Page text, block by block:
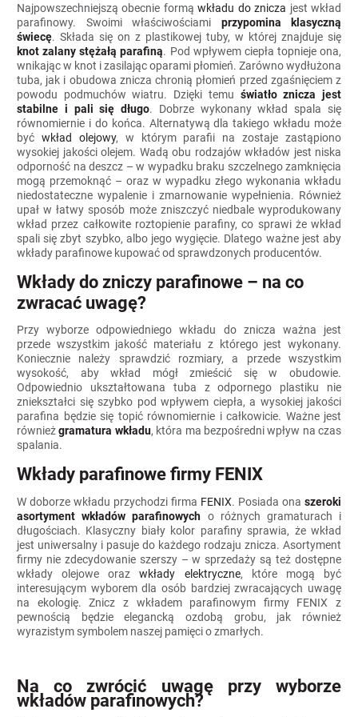
Najpowszechniejszą obecnie formąwkładu do znicza jest wkład
parafinowy. Swoimi właściwościami przypomina klasyczną
świecę. Składa się on z plastikowej tuby, w której znajduje się
knot zalany stężałą parafiną. Pod wpływem ciepła topnieje ona,
wnikając w knot i zasilając oparami płomień. Zarówno wydłużona
tuba, jak i obudowa znicza chronią płomień przed zgaśnięciem z
powodu podmuchów wiatru. Dzięki temu światło znicza jest
stabilne i pali się długo. Dobrze wykonany wkład spala się
równomiernie i do końca. Alternatywą dla takiego wkładu może
być wkład olejowy, w którym parafii na zostaje zastąpiono
wysokiej jakości olejem. Wadą obu rodzajów wkładów jest niska
odporność na deszcz – w wypadku braku szczelnego zamknięcia
mogą przemoknąć – oraz w wypadku złego wykonania wkładu
niedostateczne wypalenie i zmarnowanie wypełnienia. Również
upał w łatwy sposób może zniszczyć niedbale wyprodukowany
wkład przez całkowite roztopienie parafiny, co sprawi że wkład
spali się zbyt szybko, albo jego wygięcie. Dlatego ważne jest aby
wkłady parafinowe kupować od sprawdzonych producentów.
Wkłady do zniczy parafinowe – na co
zwracać uwagę?
Przy wyborze odpowiedniego wkładu do znicza ważna jest
przede wszystkim jakość materiału z którego jest wykonany.
Koniecznie należy sprawdzić rozmiary, a przede wszystkim
wysokość, aby wkład mógł zmieścić się w obudowie.
Odpowiednio ukształtowana tuba z odpornego plastiku nie
zniekształci się szybko pod wpływem ciepła, a wysokiej jakości
parafina będzie się topić równomiernie i całkowicie. Ważne jest
równieżgramatura wkładu, która ma bezpośredni wpływ na czas
spalania.
Wkłady parafinowe firmy FENIX
W doborze wkładu przychodzi firma FENIX. Posiada ona szeroki
asortyment wkładów parafinowych o różnych gramaturach i
długościach. Klasyczny biały kolor parafiny sprawia, że wkład
jest uniwersalny i pasuje do każdego rodzaju znicza. Asortyment
firmy nie zdecydowanie szerszy – w sprzedaży są też dostępne
wkłady olejowe orazwkłady elektryczne, które mogą być
interesującym wyborem dla osób bardziej zwracających uwagę
na ekologię. Znicz z wkładem parafinowym firmy FENIX z
pewnością będzie elegancką ozdobą grobu, jak również
wyrazistym symbolem naszej pamięci o zmarłych.
Na co zwrócić uwagę przy wyborze
wkładów parafinowych?